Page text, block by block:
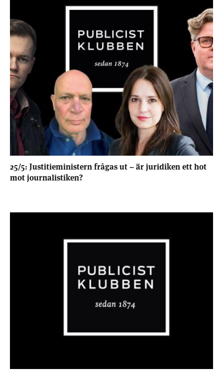
25/5: Justitieministern frågas ut – är juridiken ett hot
mot journalistiken?